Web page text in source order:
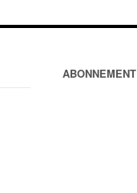
ABONNEMENT